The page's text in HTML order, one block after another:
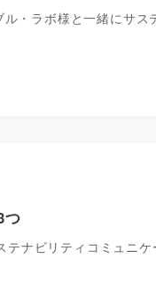
・ラボ様と一緒にサ
つ
テナビリティコミュニ